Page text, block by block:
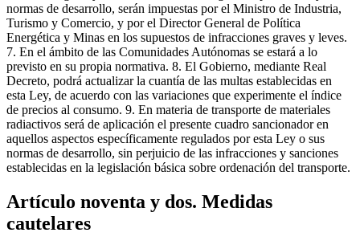
normas de desarrollo, serán impuestas por el Ministro de Industria,
Turismo y Comercio, y por el Director General de Política
Energética y Minas en los supuestos de infracciones graves y leves.
7. En el ámbito de las Comunidades Autónomas se estará a lo
previsto en su propia normativa. 8. El Gobierno, mediante Real
Decreto, podrá actualizar la cuantía de las multas establecidas en
esta Ley, de acuerdo con las variaciones que experimente el índice
de precios al consumo. 9. En materia de transporte de materiales
radiactivos será de aplicación el presente cuadro sancionador en
aquellos aspectos específicamente regulados por esta Ley o sus
normas de desarrollo, sin perjuicio de las infracciones y sanciones
establecidas en la legislación básica sobre ordenación del transporte.
Artículo noventa y dos. Medidas
cautelares